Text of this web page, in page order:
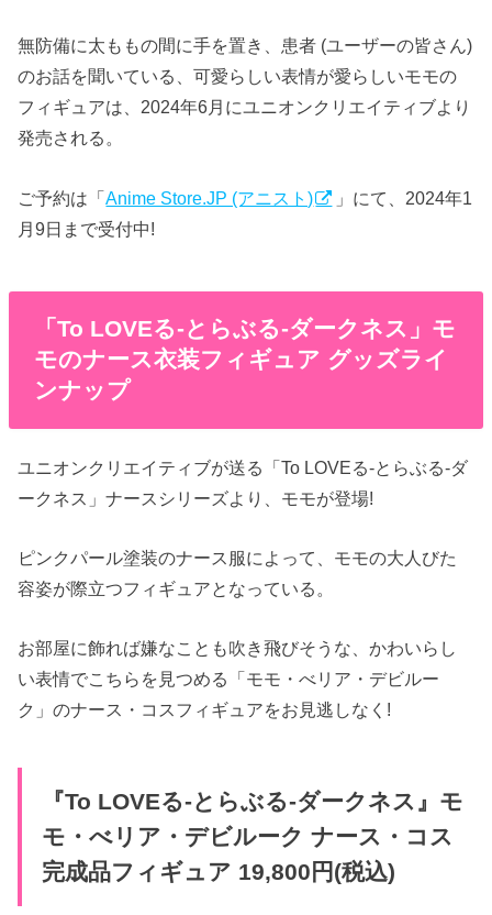
無防備に太ももの間に手を置き、患者 (ユーザーの皆さん)
のお話を聞いている、可愛らしい表情が愛らしいモモの
フィギュアは、2024年6月にユニオンクリエイティブより
発売される。
ご予約は「Anime Store.JP (アニスト)
」にて、2024年1
月9日まで受付中!
「To LOVEる-とらぶる-ダークネス」モ
モのナース衣装フィギュア グッズライ
ンナップ
ユニオンクリエイティブが送る「To LOVEる-とらぶる-ダ
ークネス」ナースシリーズより、モモが登場!
ピンクパール塗装のナース服によって、モモの大人びた
容姿が際立つフィギュアとなっている。
お部屋に飾れば嫌なことも吹き飛びそうな、かわいらし
い表情でこちらを見つめる「モモ・べリア・デビルー
ク」のナース・コスフィギュアをお見逃しなく!
『To LOVEる-とらぶる-ダークネス』モ
モ・べリア・デビルーク ナース・コス
完成品フィギュア 19,800円(税込)